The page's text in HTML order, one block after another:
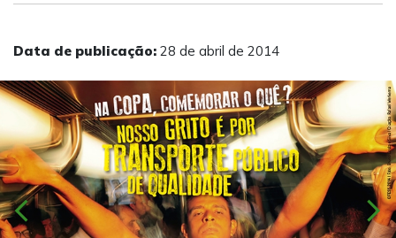
Data de publicação: 28 de abril de 2014
chevron_left chevron_right